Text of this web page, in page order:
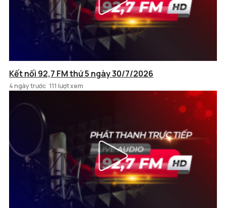
Kết nối 92,7 FM thứ 5 ngày 30/7/2026
4 ngày trước 111 lượt xem